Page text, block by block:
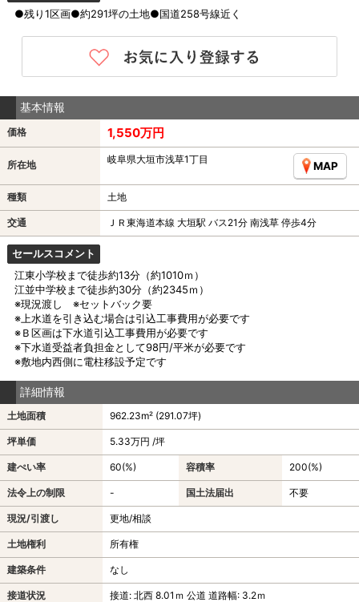
●残り1区画●約291坪の土地●国道258号線近く
基本情報
価格 1,550万円
所在地 岐阜県大垣市浅草1丁目
MAP
種類 土地
交通 ＪＲ東海道本線 大垣駅 バス21分 南浅草 停歩4分
セールスコメント
江東小学校まで徒歩約13分（約1010ｍ）
江並中学校まで徒歩約30分（約2345ｍ）
※現況渡し ※セットバック要
※上水道を引き込む場合は引込工事費用が必要です
※Ｂ区画は下水道引込工事費用が必要です
※下水道受益者負担金として98円/平米が必要です
※敷地内西側に電柱移設予定です
詳細情報
土地面積 962.23m² (291.07坪)
坪単価 5.33万円 /坪
建ぺい率 60(%) 容積率 200(%)
法令上の制限 - 国土法届出 不要
現況/引渡し 更地/相談
土地権利 所有権
建築条件 なし
接道状況 接道: 北西 8.01ｍ 公道 道路幅: 3.2ｍ